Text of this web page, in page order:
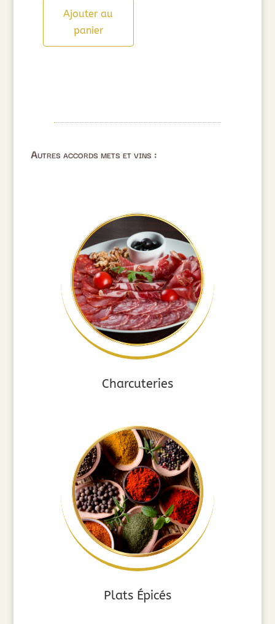
Ajouter au
panier
Autres accords mets et vins :
Charcuteries
Plats Épicés